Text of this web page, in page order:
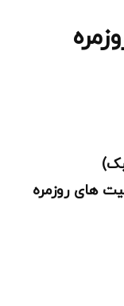
های روزمره